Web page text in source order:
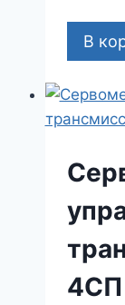
В
4СП